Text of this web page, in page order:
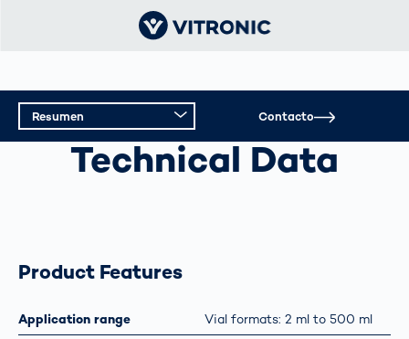
INSPECCIÓN DE VIALES
Technical Data
Resumen
Resumen
Contacto
Product Features
Application range Vial formats: 2 ml to 500 ml